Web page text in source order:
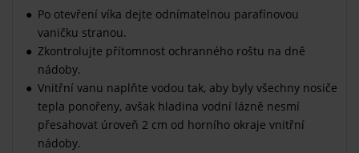
Po otevření víka dejte odnímatelnou parafínovou
vaničku stranou.
Zkontrolujte přítomnost ochranného roštu na dně
nádoby.
Vnitřní vanu naplňte vodou tak, aby byly všechny nosiče
tepla ponořeny, avšak hladina vodní lázně nesmí
přesahovat úroveň 2 cm od horního okraje vnitřní
nádoby.